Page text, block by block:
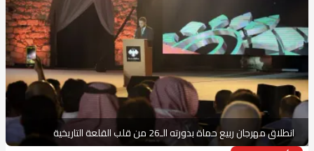
انطلاق مهرجان ربيع حماة بدورته الـ26 من قلب القلعة التاريخية